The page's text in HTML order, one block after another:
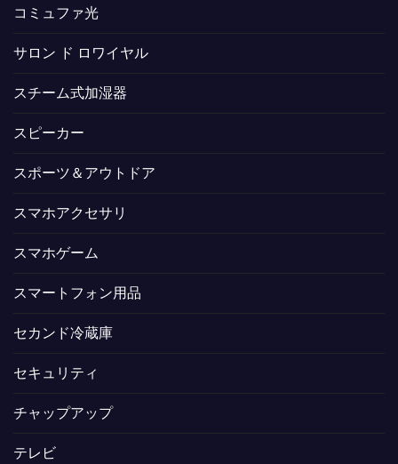
コミュファ光
サロン ド ロワイヤル
スチーム式加湿器
スピーカー
スポーツ＆アウトドア
スマホアクセサリ
スマホゲーム
スマートフォン用品
セカンド冷蔵庫
セキュリティ
チャップアップ
テレビ